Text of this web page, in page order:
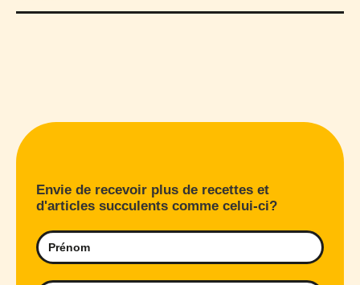
Envie de recevoir plus de recettes et
d'articles succulents comme celui-ci?